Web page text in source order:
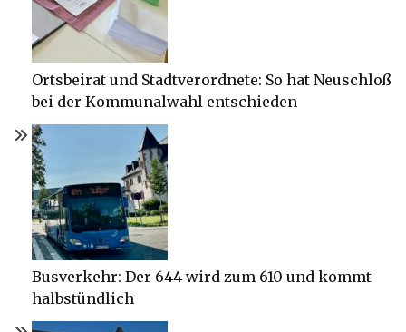
Ortsbeirat und Stadtverordnete: So hat Neuschloß
bei der Kommunalwahl entschieden
Busverkehr: Der 644 wird zum 610 und kommt
halbstündlich